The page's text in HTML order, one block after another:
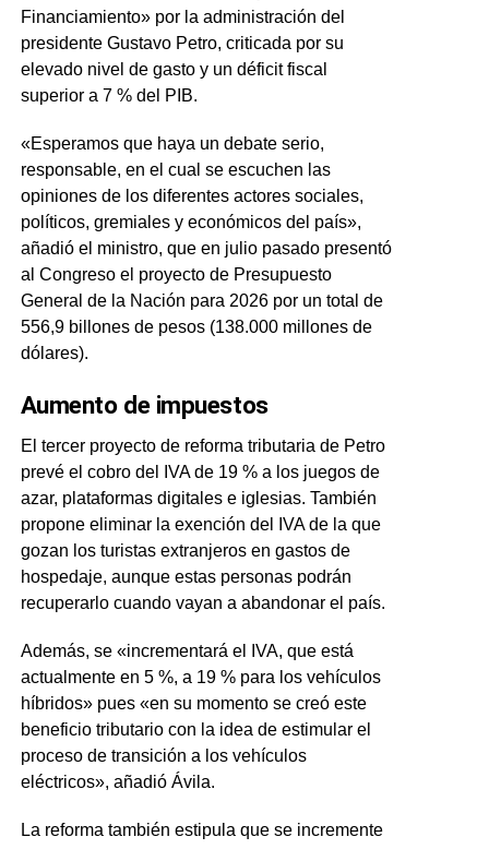
Financiamiento» por la administración del
presidente Gustavo Petro, criticada por su
elevado nivel de gasto y un déficit fiscal
superior a 7 % del PIB.
«Esperamos que haya un debate serio,
responsable, en el cual se escuchen las
opiniones de los diferentes actores sociales,
políticos, gremiales y económicos del país»,
añadió el ministro, que en julio pasado presentó
al Congreso el proyecto de Presupuesto
General de la Nación para 2026 por un total de
556,9 billones de pesos (138.000 millones de
dólares).
Aumento de impuestos
El tercer proyecto de reforma tributaria de Petro
prevé el cobro del IVA de 19 % a los juegos de
azar, plataformas digitales e iglesias. También
propone eliminar la exención del IVA de la que
gozan los turistas extranjeros en gastos de
hospedaje, aunque estas personas podrán
recuperarlo cuando vayan a abandonar el país.
Además, se «incrementará el IVA, que está
actualmente en 5 %, a 19 % para los vehículos
híbridos» pues «en su momento se creó este
beneficio tributario con la idea de estimular el
proceso de transición a los vehículos
eléctricos», añadió Ávila.
La reforma también estipula que se incremente